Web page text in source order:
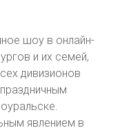
шоу в онлайн-
и их семей,
дивизионов
явлением в